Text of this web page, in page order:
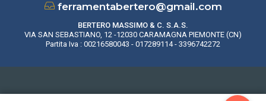
ferramentabertero@gmail.com
BERTERO MASSIMO & C. S.A.S.
VIA SAN SEBASTIANO, 12 -12030 CARAMAGNA PIEMONTE (CN)
Partita Iva : 00216580043 - 017289114 - 3396742272